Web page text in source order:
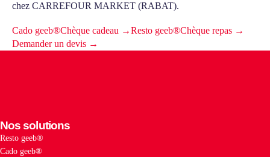
chez CARREFOUR MARKET (RABAT).
Cado geeb®Chèque cadeau →Resto geeb®Chèque repas →
Demander un devis →
Nos solutions
Resto geeb®
Cado geeb®